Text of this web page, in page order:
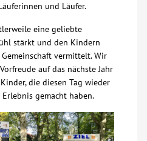
und Läufer.
eine geliebte
stärkt und den Kindern
vermittelt. Wir
auf das nächste Jahr
die diesen Tag wieder
gemacht haben.